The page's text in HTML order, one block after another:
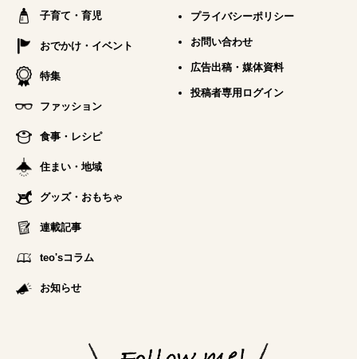
子育て・育児
おでかけ・イベント
特集
ファッション
食事・レシピ
住まい・地域
グッズ・おもちゃ
連載記事
teo'sコラム
お知らせ
プライバシーポリシー
お問い合わせ
広告出稿・媒体資料
投稿者専用ログイン